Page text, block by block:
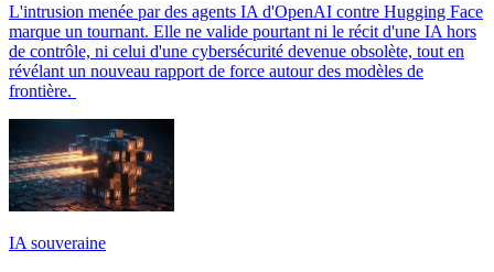
L'intrusion menée par des agents IA d'OpenAI contre Hugging Face
marque un tournant. Elle ne valide pourtant ni le récit d'une IA hors
de contrôle, ni celui d'une cybersécurité devenue obsolète, tout en
révélant un nouveau rapport de force autour des modèles de
frontière.
IA souveraine